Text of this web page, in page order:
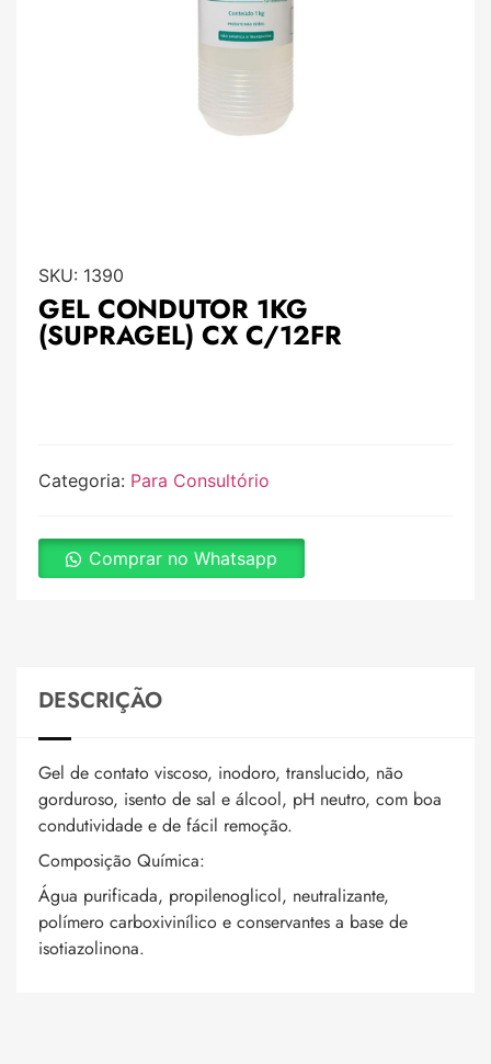
SKU: 1390
GEL CONDUTOR 1KG
(SUPRAGEL) CX C/12FR
Categoria: Para Consultório
Comprar no Whatsapp
DESCRIÇÃO
Gel de contato viscoso, inodoro, translucido, não
gorduroso, isento de sal e álcool, pH neutro, com boa
condutividade e de fácil remoção.
Composição Química:
Água purificada, propilenoglicol, neutralizante,
polímero carboxivinílico e conservantes a base de
isotiazolinona.